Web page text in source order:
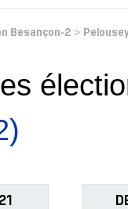
Besançon-2 >